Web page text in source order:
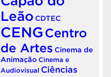
Leão CDTEC
CENG Centro
de Artes Cinema de
Animação Cinema e
Audiovisual Ciências